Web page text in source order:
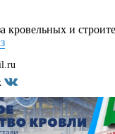
кровельных и